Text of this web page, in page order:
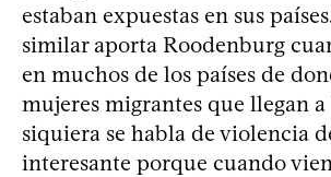
estaban expuestas en sus
similar aporta Roodenburg
en muchos de los países de
mujeres migrantes que llegan a
siquiera se habla de violencia
interesante porque cuando